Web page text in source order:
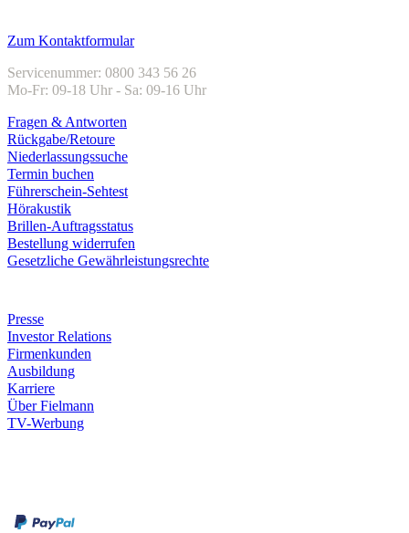
Zum Kontaktformular
Servicenummer: 0800 343 56 26
Mo-Fr: 09-18 Uhr - Sa: 09-16 Uhr
Fragen & Antworten
Rückgabe/Retoure
Niederlassungssuche
Termin buchen
Führerschein-Sehtest
Hörakustik
Brillen-Auftragsstatus
Bestellung widerrufen
Gesetzliche Gewährleistungsrechte
Presse
Investor Relations
Firmenkunden
Ausbildung
Karriere
Über Fielmann
TV-Werbung